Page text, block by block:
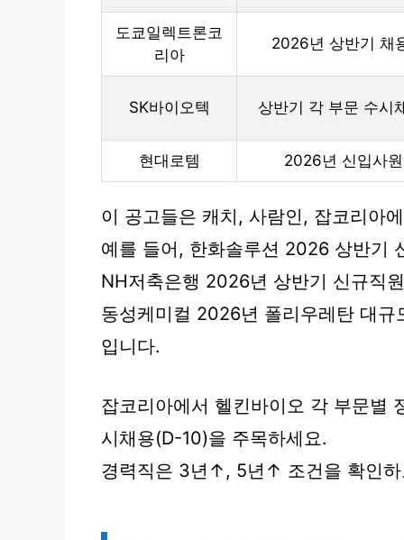
도쿄일렉트론코
리아
2026년 상반기 채
SK바이오텍 상반기 각 부문 수시
현대로템 2026년 신입사
이 공고들은 캐치, 사람인, 잡코리아
예를 들어, 한화솔루션 2026 상반기
NH저축은행 2026년 상반기 신규직
동성케미컬 2026년 폴리우레탄 대
입니다.
잡코리아에서 헬킨바이오 각 부문별
시채용(D-10)을 주목하세요.
경력직은 3년↑, 5년↑ 조건을 확인하